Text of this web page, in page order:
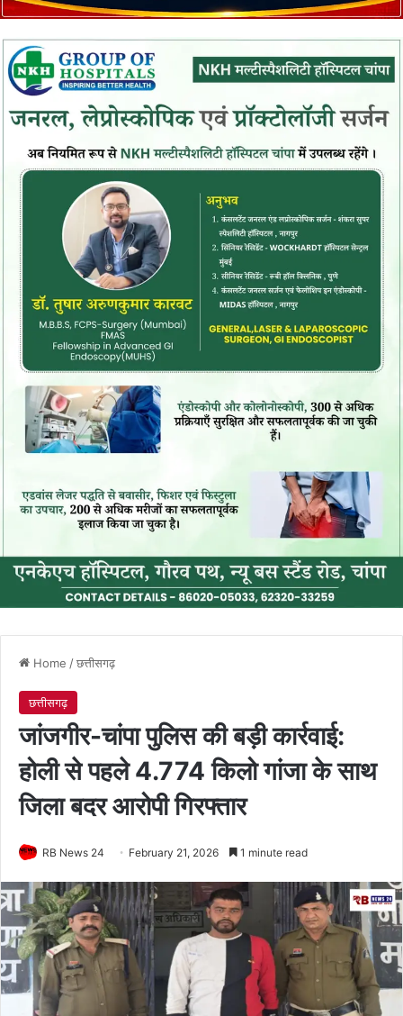
Home /छत्तीसगढ़
छत्तीसगढ़
जांजगीर-चांपा पुलिस की बड़ी कार्रवाई:
होली से पहले 4.774 किलो गांजा के साथ
जिला बदर आरोपी गिरफ्तार
RB News 24 February 21, 2026 1 minute read